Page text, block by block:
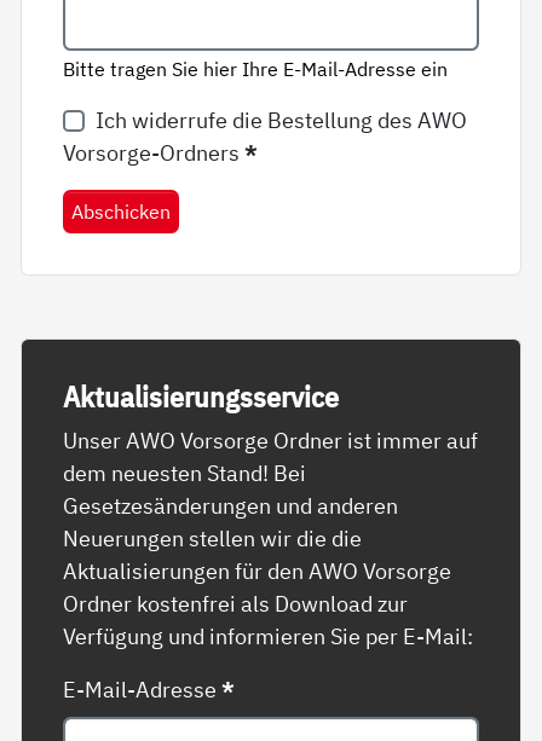
Bitte tragen Sie hier Ihre E-Mail-Adresse ein
Ich widerrufe die Bestellung des AWO
Vorsorge-Ordners*
Abschicken
Ak­tua­li­sie­rungs­ser­vice
Unser AWO Vorsorge Ordner ist immer auf
dem neuesten Stand! Bei
Gesetzesänderungen und anderen
Neuerungen stellen wir die die
Aktualisierungen für den AWO Vorsorge
Ordner kostenfrei als Download zur
Verfügung und informieren Sie per E-Mail:
E-Mail-Adresse*